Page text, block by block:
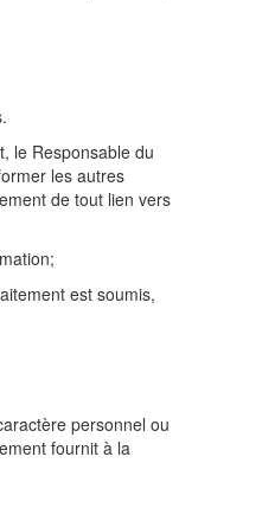
le Responsable du
les autres
de tout lien vers
est soumis,
personnel ou
fournit à la